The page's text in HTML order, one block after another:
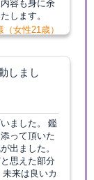
容も身に余
します。
（女性21歳）
しまし
ました。 鑑
って頂いた
出ました。
思えた部分
来は良いカ